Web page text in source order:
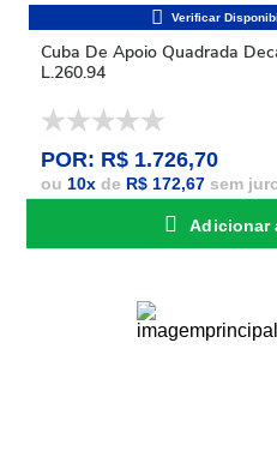
Cuba De Apoio Quadrada
L.260.94
POR: R$ 1.726,70
ou 10x de R$ 172,67 sem
Adicionar